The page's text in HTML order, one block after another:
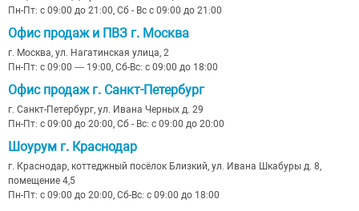
Пн-Пт: с 09:00 до 21:00, Сб - Вс с 09:00 до 21:00
Офис продаж и ПВЗ г. Москва
г. Москва, ул. Нагатинская улица, 2
Пн-Пт: с 09:00 — 19:00, Сб-Вс: с 09:00 до 18:00
Офис продаж г. Санкт-Петербург
г. Санкт-Петербург, ул. Ивана Черных д. 29
Пн-Пт: с 09:00 до 20:00, Сб - Вс: с 09:00 до 20:00
Шоурум г. Краснодар
г. Краснодар, коттеджный посёлок Близкий, ул. Ивана Шкабуры д. 8,
помещение 4,5
Пн-Пт: с 09:00 до 20:00, Сб-Вс: с 09:00 до 18:00